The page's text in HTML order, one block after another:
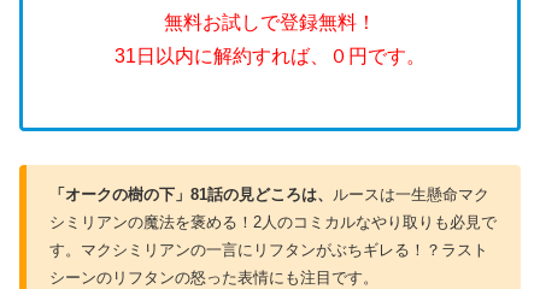
無料お試しで登録無料！
31日以内に解約すれば、０円です。
「オークの樹の下」81話の見どころは、 ルースは一生懸命マク
シミリアンの魔法を褒める！2人のコミカルなやり取りも必見で
す。マクシミリアンの一言にリフタンがぶちギレる！？ラスト
シーンのリフタンの怒った表情にも注目です。